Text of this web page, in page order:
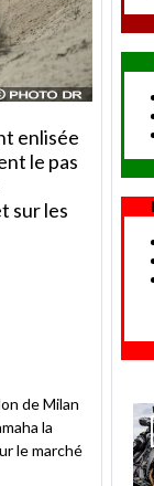
enlisée
le pas
sur les
de Milan
la
le marché